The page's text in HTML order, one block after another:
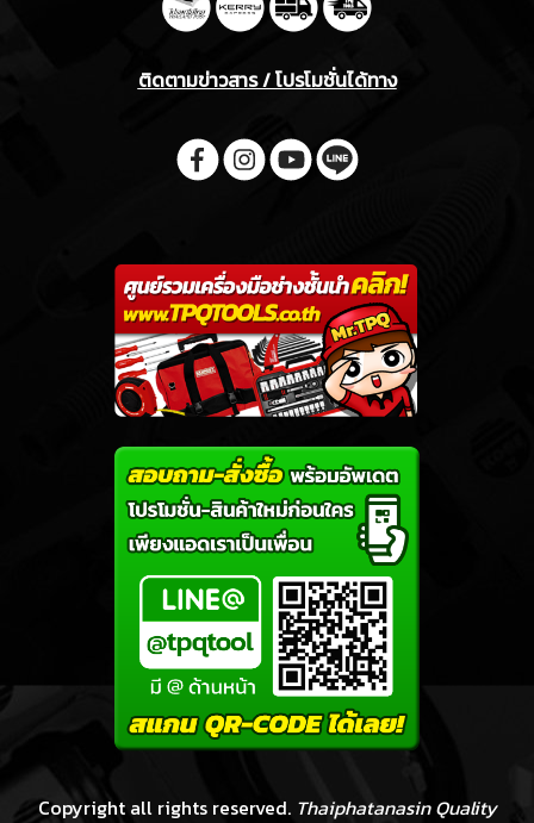
ติดตามข่าวสาร / โปรโมชั่นได้ทาง
Copyright all rights reserved. Thaiphatanasin Quality